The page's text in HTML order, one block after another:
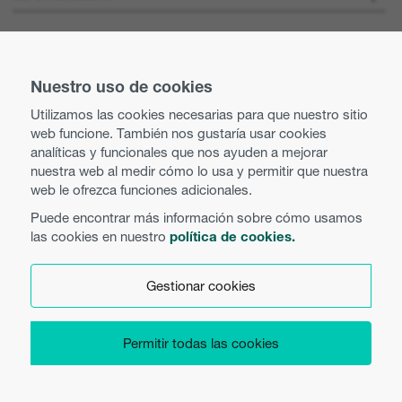
Nuestro uso de cookies
Utilizamos las cookies necesarias para que nuestro sitio
web funcione. También nos gustaría usar cookies
analíticas y funcionales que nos ayuden a mejorar
nuestra web al medir cómo lo usa y permitir que nuestra
web le ofrezca funciones adicionales.
Puede encontrar más información sobre cómo usamos
las cookies en nuestro política de cookies.
Gestionar cookies
Permitir todas las cookies
Prensa
Prácticas comerciales y éticas
Política de igualdad
Contacte con nosotros
Búsqueda de distribuidor
Uso de cookies
Política de privacidad
Copyright 2026 Optoma Europe Limited.